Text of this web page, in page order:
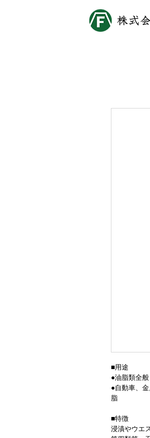
■用途
●油脂類全
●自動車、
脂
■特徴
浸漬やウエ